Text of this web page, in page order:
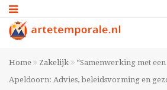
Home Zakelijk
“Samenwerking met
Apeldoorn: Advies, beleidsvorming en